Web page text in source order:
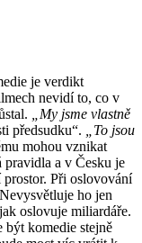
je verdikt
nevidí to, co v
„My jsme vlastně
předsudku“. „To jsou
mohou vznikat
pravidla a v Česku je
Při oslovování
ho jen
oslovuje miliardáře.
komedie stejně